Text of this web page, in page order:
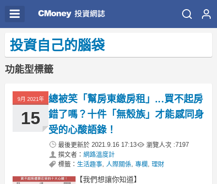
投資自己的腦袋
功能型標籤
9月 2021年
15
總被笑「幫房東繳房租」...買不起房
錯了嗎？十件「無殼族」才能感同身
受的心酸語錄！
最後更新於 2021.9.16 17:13 瀏覽人次 :7197
撰文者： 網路溫度計
標籤： 生活趣事, 人際關係, 專欄 , 理財
【我們想讓你知道】